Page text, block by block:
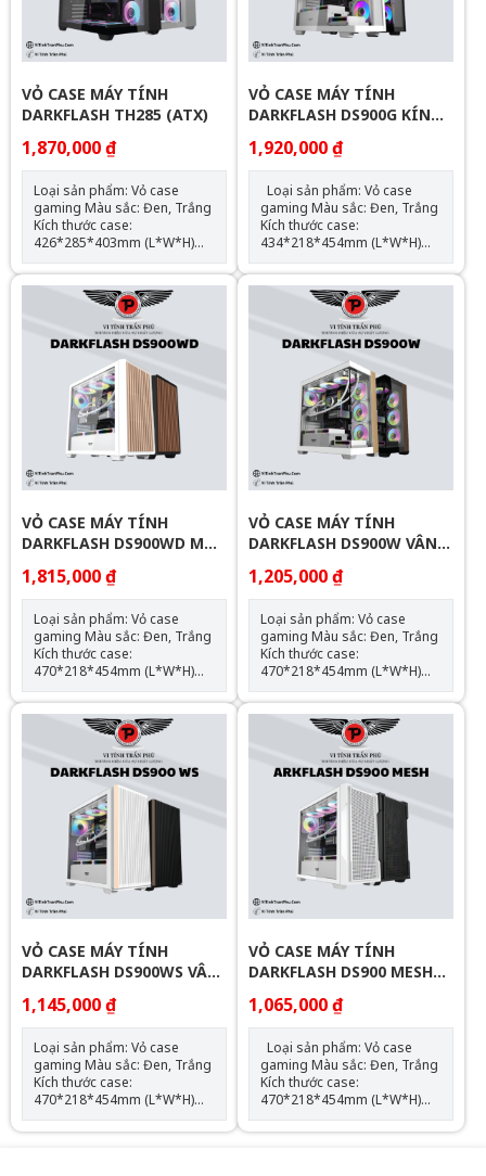
120mm*1/140mm*1,
Bottom：
120mm*3/140mm*3 SL2
GIẢM 50K , SL 5 GIẢM 60K ,
120mm*3 SL2 GIẢM 50K , SL
5 GIẢM 60K , SL 10 : GIẢM
70K
VỎ CASE MÁY TÍNH
DARKFLASH TH285 (ATX)
1,870,000 ₫
Loại sản phẩm: Vỏ case
gaming Màu sắc: Đen, Trắng
Kích thước case:
426*285*403mm (L*W*H)
Chất liệu: Kim loại/kính cường
lực Hỗ trợ mainboard: ATX,
M-ATX, mini-ITX Hỗ trợ:
3xSSD;2xHDD;no ODD; ATX
415mm Support max CPU
Cooler: 160mm Right
Support 240 water cooling
radiator – Bottom Support
360 water cooling radiator
Hỗ trợ Fan LED: Hông*3,
Sau*1, Dưới*3 SL2 GIẢM 50K
, SL 5 GIẢM 60K , SL 10 :
GIẢM 70K
VỎ CASE MÁY TÍNH
DARKFLASH DS900G KÍNH
CONG NGUYÊN KHỐI (ATX)
1,920,000 ₫
gaming Màu sắc: Đen, Trắng
Kích thước case:
434*218*454mm (L*W*H)
Chất liệu: Kim loại/kính cường
lực Hỗ trợ mainboard: ATX,
M-ATX, ITX Hỗ trợ: 2 x SSD; 2
x HDD; no ODD; ATX PSU
Support max VGA: 425mm
Support max CPU Cooler:
top: 360mm Hỗ trợ Fan LED:
Top: 120mm*3/140mm*2,
Front*3, Side*3, Rear:
120mm*1, Bottom:
120mm*3 SL2 GIẢM 50K , SL
5 GIẢM 60K , SL 10 : GIẢM
70K
VỎ CASE MÁY TÍNH
DARKFLASH DS900WD MẶT
1,815,000 ₫
Loại sản phẩm: Vỏ case
gaming Màu sắc: Đen, Trắng
Kích thước case:
470*218*454mm (L*W*H)
Chất liệu: Kim loại/kính cường
lực Hỗ trợ mainboard: ATX,
M-ATX, ITX Hỗ trợ: 2 x SSD; 2
x HDD; no ODD; ATX PSU
Support max VGA: 425mm
Support max CPU Cooler:
top: 360mm Hỗ trợ Fan LED:
Top: 120mm*3/140mm*2,
Front*3, Side*2, Rear:
120mm*1, Bottom:
120mm*3 SL2 GIẢM 50K , SL
5 GIẢM 60K , SL 10 : GIẢM
70K
VỎ CASE MÁY TÍNH
DARKFLASH DS900W VÂN
1,205,000 ₫
Loại sản phẩm: Vỏ case
gaming Màu sắc: Đen, Trắng
Kích thước case:
470*218*454mm (L*W*H)
Chất liệu: Kim loại/kính cường
lực Hỗ trợ mainboard: ATX,
M-ATX, ITX Hỗ trợ: 2 x SSD; 2
x HDD; no ODD; ATX PSU
Support max VGA: 425mm
Support max CPU Cooler:
top: 360mm Hỗ trợ Fan LED:
Top: 120mm*3, Side*3, Rear:
120mm*1, Bottom:
120mm*3 SL2 GIẢM 50K , SL
5 GIẢM 60K , SL 10 : GIẢM
70K
VỎ CASE MÁY TÍNH
DARKFLASH DS900WS VÂN
1,145,000 ₫
Loại sản phẩm: Vỏ case
gaming Màu sắc: Đen, Trắng
Kích thước case:
470*218*454mm (L*W*H)
Chất liệu: Kim loại/kính cường
lực Hỗ trợ mainboard: ATX,
VỎ CASE MÁY TÍNH
DARKFLASH DS900 MESH
1,065,000 ₫
gaming Màu sắc: Đen, Trắng
Kích thước case:
470*218*454mm (L*W*H)
Chất liệu: Kim loại/kính cường
lực Hỗ trợ mainboard: ATX,